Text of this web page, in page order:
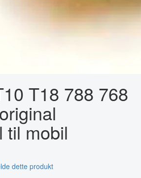
T18 788 768
til mobil
dette produkt